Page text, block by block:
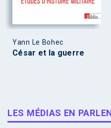
Yann Le Bohec
César et la guerre
LES MÉDIAS EN